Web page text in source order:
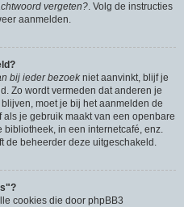
vergeten?. Volg de instructies
aanmelden.
bij ieder bezoek niet aanvinkt, blijf je
Zo wordt vermeden dat anderen je
moet je bij het aanmelden de
je gebruik maakt van een openbare
in een internetcafé, enz.
de beheerder deze uitgeschakeld.
cookies die door phpBB3